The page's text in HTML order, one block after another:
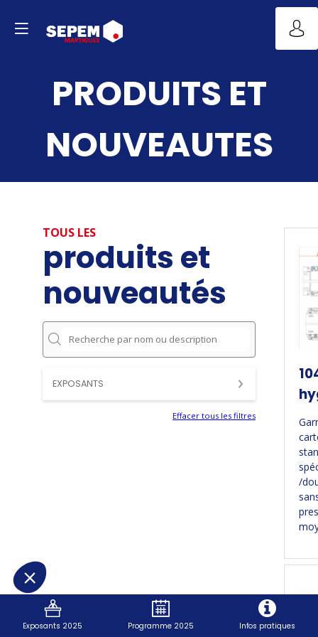
PRODUITS ET
NOUVEAUTES
TOUS LES
produits et
nouveautés
EXPOSANTS
Effacer tous les filtres
/
Exposants 2025 Programme 2025 Infos pratiques